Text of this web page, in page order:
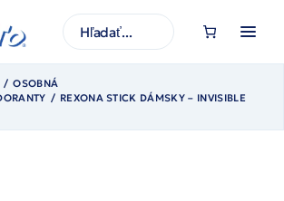
H
ľ
d
OSOBNÁ
REXONA STICK DÁMSKY – INVISIBLE